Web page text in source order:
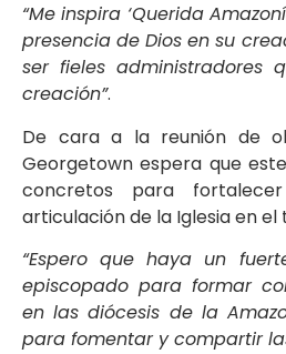
“Me inspira ‘Querida
presencia de Dios en su
ser fieles administradores
creación”.
De cara a la reunión de
Georgetown espera que
concretos para
articulación de la Iglesia en
“Espero que haya un
episcopado para formar
en las diócesis de la
para fomentar y compartir